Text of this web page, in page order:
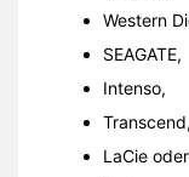
Western
SEAGATE,
Intenso,
Transcend,
LaCie oder